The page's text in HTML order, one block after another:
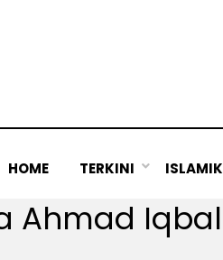
HOME TERKINI ISLAMIK
Ahmad Iqbal